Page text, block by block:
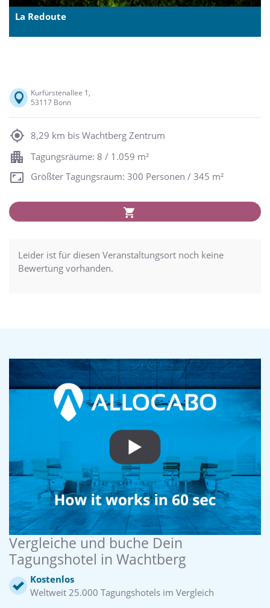
La Redoute
Kurfürstenallee 1,
53117 Bonn
8,29 km bis Wachtberg Zentrum
Tagungsräume: 8 / 1.059 m²
Größter Tagungsraum: 300 Personen / 345 m²
Leider ist für diesen Veranstaltungsort noch keine
Bewertung vorhanden.
Vergleiche und buche Dein
Tagungshotel in Wachtberg
Kostenlos
Weltweit 25.000 Tagungshotels im Vergleich